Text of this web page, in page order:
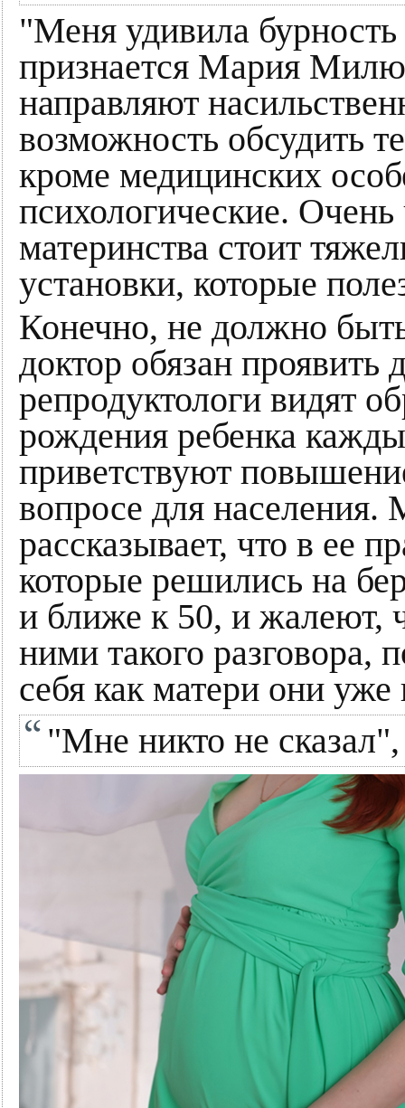
"Меня удивила
признается Мария
направляют
возможность обсудить
кроме медицинских
психологические.
материнства стоит
установки, которые
Конечно, не должно
доктор обязан проявить
репродуктологи видят
рождения ребенка
приветствуют
вопросе для
рассказывает, что в ее
которые решились на
и ближе к 50, и жалеют,
ними такого разговора,
себя как матери они уже
"Мне никто не